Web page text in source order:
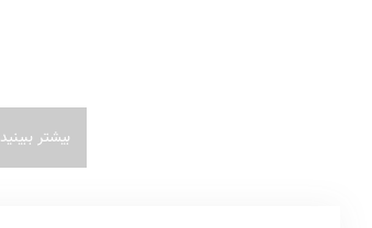
بیشتر ببینید